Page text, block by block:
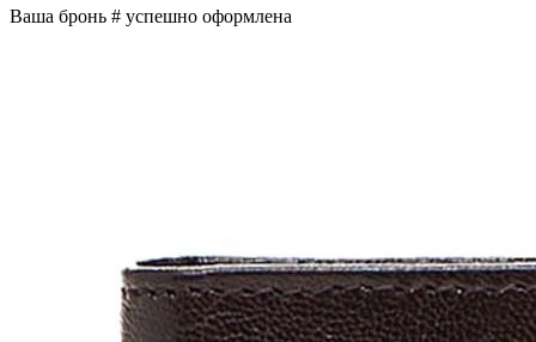
Ваша бронь # успешно оформлена